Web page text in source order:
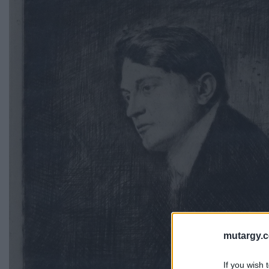
If you wish